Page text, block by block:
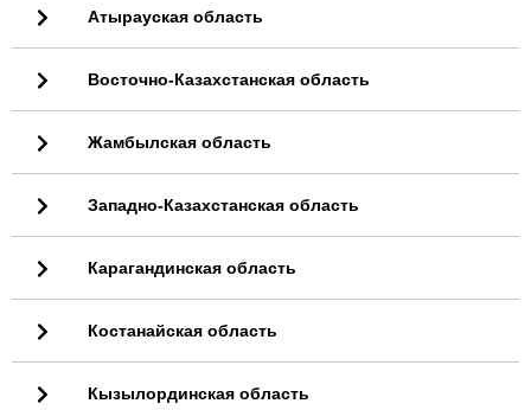
Атырауская область
Восточно-Казахстанская область
Жамбылская область
Западно-Казахстанская область
Карагандинская область
Костанайская область
Кызылординская область